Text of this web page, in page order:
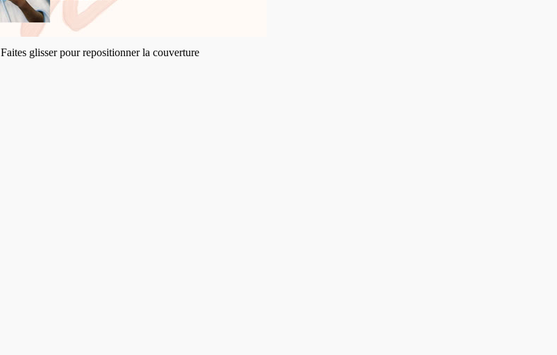
Faites glisser pour repositionner la couverture